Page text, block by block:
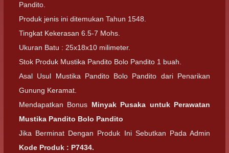
Pandito.
Produk jenis ini ditemukan Tahun 1548.
Tingkat Kekerasan 6.5-7 Mohs.
Ukuran Batu : 25x18x10 milimeter.
Stok Produk Mustika Pandito Bolo Pandito 1 buah.
Asal Usul Mustika Pandito Bolo Pandito dari Penarikan
Gunung Keramat.
Mendapatkan Bonus Minyak Pusaka untuk Perawatan
Mustika Pandito Bolo Pandito
Jika Berminat Dengan Produk Ini Sebutkan Pada Admin
Kode Produk : P7434.